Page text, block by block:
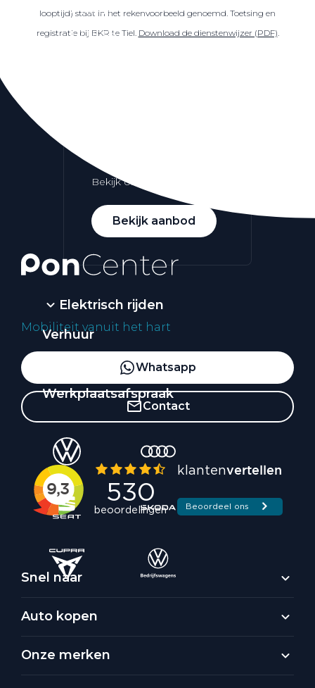
Škoda
CUPRA
Bekijk ons aanbod
Bekijk aanbod
Elektrisch rijden
Verhuur
Vestigingen
Werkplaatsafspraak
looptijd) staat in het rekenvoorbeeld genoemd. Toetsing en
registratie bij BKR te Tiel. Download de dienstenwijzer (PDF).
Mobiliteit vanuit het hart
Whatsapp
Contact
Snel naar
Auto kopen
Onze merken